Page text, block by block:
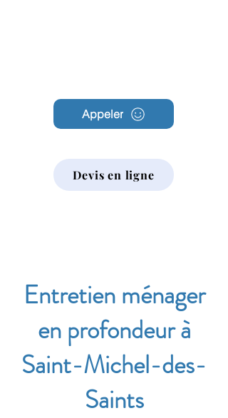
Appeler
Devis en ligne
Entretien ménager
en profondeur à
Saint-Michel-des-
Saints